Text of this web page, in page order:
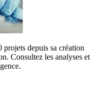
depuis sa création
Consultez les analyses et